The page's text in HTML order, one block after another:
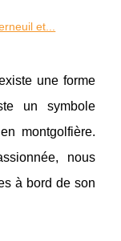
et...
une forme
un symbole
montgolfière.
nous
à bord de son